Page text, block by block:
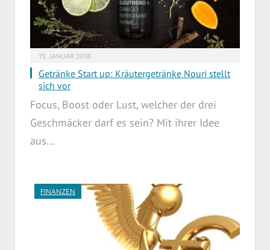
15. JANUAR 2018
Getränke Start up: Kräutergetränke Nouri stellt
sich vor
Focus, Boost oder Lust, welcher der drei
Geschmäcker darf es sein? Mit ihrer Idee
aus…
FINANZEN